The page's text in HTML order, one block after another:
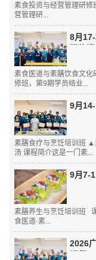
素食投资与经营管理研
营管理研...
8月
研修班
素食医道与素膳饮食文
修班，第9期学员结业...
9月
素膳食疗与烹饪培训班 ▲
汤 课程简介这是一门素...
9月7-
素膳养生与烹饪培训班
食医道·素...
2026